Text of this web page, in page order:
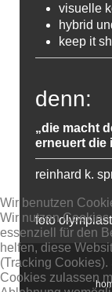
visuelle
hybrid
keep it
denn:
„die macht
erneuert die
reinhard k.
foto
Wir benutzen
Wir nutzen
essenziell für den
helfen, diese
(Tracking
Cookies zulassen